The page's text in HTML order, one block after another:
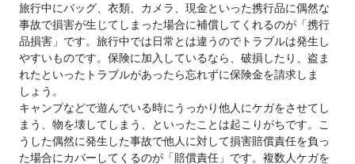
旅行中にバッグ、衣類、カメラ、現金といった携行品に偶然な
事故で損害が生じてしまった場合に補償してくれるのが「携行
品損害」です。旅行中では日常とは違うのでトラブルは発生し
やすいものです。保険に加入しているなら、破損したり、盗ま
れたといったトラブルがあったら忘れずに保険金を請求しま
しょう。
キャンプなどで遊んでいる時にうっかり他人にケガをさせてし
まう、物を壊してしまう、といったことは起こりがちです。こ
うした偶然に発生した事故で他人に対して損害賠償責任を負っ
た場合にカバーしてくるのが「賠償責任」です。複数人ケガを